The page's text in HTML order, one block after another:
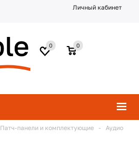
Личный кабинет
0
0
Патч-панели и комплектующие - Аудио